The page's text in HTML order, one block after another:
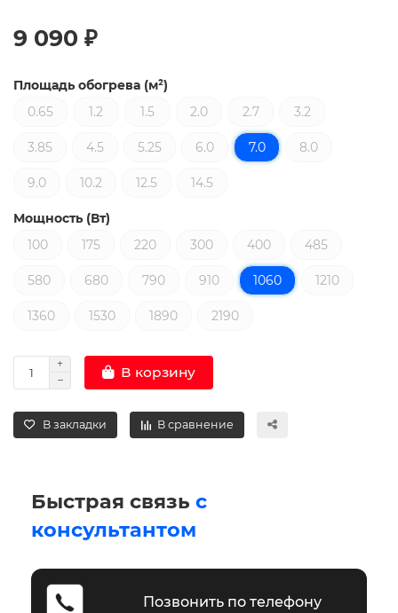
9 090 ₽
Площадь обогрева (м²)
0.65
1.2 1.5 2.0 2.7 3.2
3.85 4.5 5.25 6.0 7.0 8.0
9.0 10.2 12.5 14.5
Мощность (Вт)
100
175 220 300 400 485
580 680 790 910 1060 1210
1360 1530 1890 2190
В корзину
В закладки В сравнение
Быстрая связь с
консультантом
Позвонить по телефону